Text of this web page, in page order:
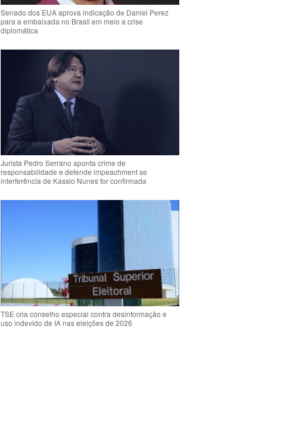
Senado dos EUA aprova indicação de Daniel Perez
para a embaixada no Brasil em meio a crise
diplomática
Jurista Pedro Serrano aponta crime de
responsabilidade e defende impeachment se
interferência de Kassio Nunes for confirmada
TSE cria conselho especial contra desinformação e
uso indevido de IA nas eleições de 2026